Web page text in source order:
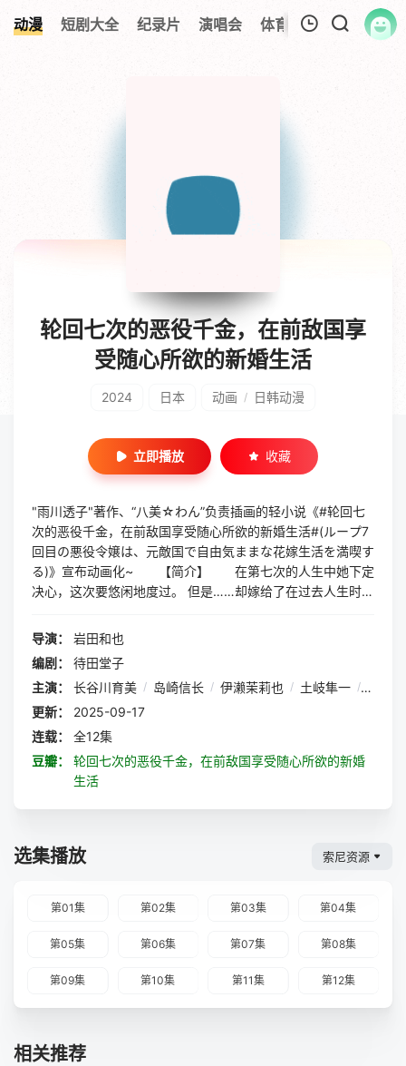
动漫 短剧大全 纪录片 演唱会 体育赛事 伦理片
暂无观看影片的记录
轮回七次的恶役千金，在前敌国享
受随心所欲的新婚生活
2024 日本 动画 / 日韩动漫
立即播放 收藏
"雨川透子"著作、“八美☆わん”负责插画的轻小说《#轮回七
次的恶役千金，在前敌国享受随心所欲的新婚生活#(ループ7
回目の悪役令嬢は、元敵国で自由気ままな花嫁生活を満喫す
る)》宣布动画化~ 【简介】 在第七次的人生中她下定
决心，这次要悠闲地度过。 但是……却嫁给了在过去人生时杀
次的人生，我要在城里享受随心所欲的生活！！
导演：
岩田和也
编剧：
待田堂子
主演：
长谷川育美 / 岛崎信长 / 伊濑茉莉也 / 土岐隼一 / 立花
更新：
2025-09-17
连载：
全12集
豆瓣：
轮回七次的恶役千金，在前敌国享受随心所欲的新婚
生活
选集播放 索尼资源
第01集 第02集 第03集 第04集
第05集 第06集 第07集 第08集
第09集 第10集 第11集 第12集
相关推荐